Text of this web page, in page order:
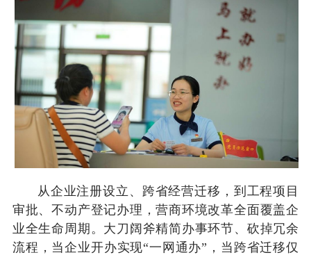
从企业注册设立、跨省经营迁移，到工程项目
审批、不动产登记办理，营商环境改革全面覆盖企
业全生命周期。大刀阔斧精简办事环节、砍掉冗余
流程，当企业开办实现“一网通办”，当跨省迁移仅